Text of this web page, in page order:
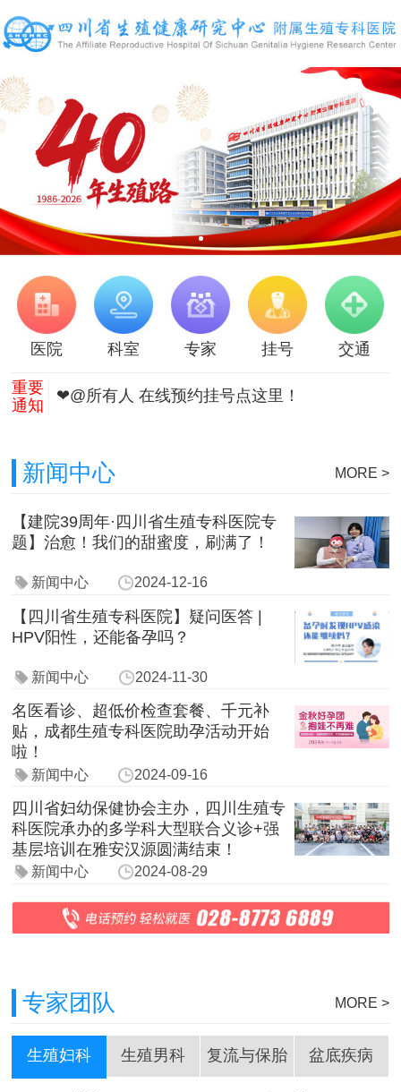
医院 科室 专家 挂号 交通
重要
通知
❤@所有人 在线预约挂号点这里！
新闻中心 MORE >
【建院39周年·四川省生殖专科医院专
题】治愈！我们的甜蜜度，刷满了！
新闻中心 2024-12-16
【四川省生殖专科医院】疑问医答 |
HPV阳性，还能备孕吗？
新闻中心 2024-11-30
名医看诊、超低价检查套餐、千元补
贴，成都生殖专科医院助孕活动开始
啦！
新闻中心 2024-09-16
四川省妇幼保健协会主办，四川生殖专
科医院承办的多学科大型联合义诊+强
基层培训在雅安汉源圆满结束！
新闻中心 2024-08-29
专家团队 MORE >
生殖妇科 生殖男科 复流与保胎 盆底疾病